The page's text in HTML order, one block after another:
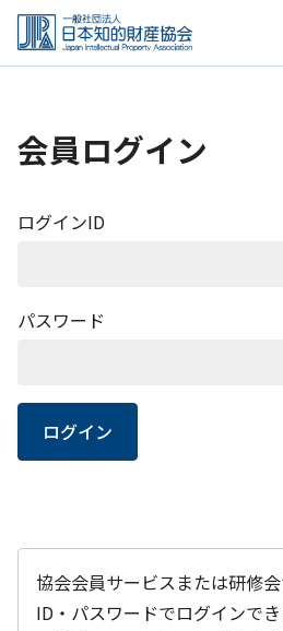
Skip
the
会員ログイン
ログインID
パスワード
ログイン
協会会員サービスまたは研修
ID・パスワードでログインでき